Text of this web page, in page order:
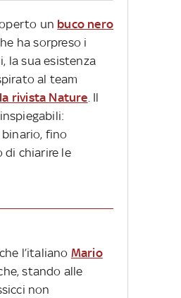
un buco nero
ha sorpreso i
la sua esistenza
al team
rivista Nature. Il
binario, fino
di chiarire le
l’italiano Mario
stando alle
non